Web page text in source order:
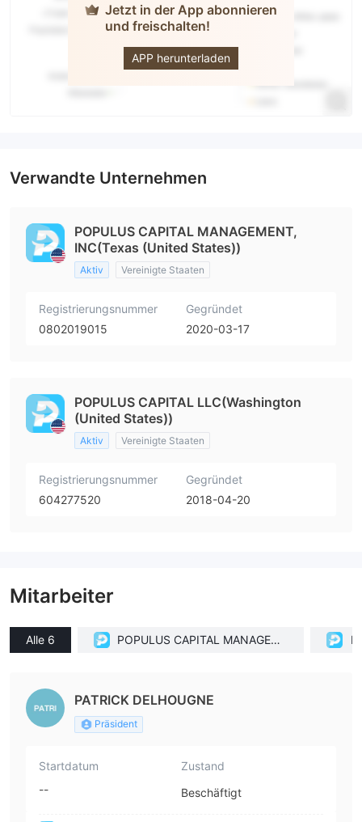
Jetzt in der App abonnieren
und freischalten!
APP herunterladen
POPULUS
Verwandte Unternehmen
POPULUS CAPITAL MANAGEMENT,
INC(Texas (United States))
Aktiv Vereinigte Staaten
Registrierungsnummer
0802019015
Gegründet
2020-03-17
POPULUS CAPITAL LLC(Washington
(United States))
Aktiv Vereinigte Staaten
Registrierungsnummer
604277520
Gegründet
2018-04-20
Mitarbeiter
Alle 6
POPULUS CAPITAL MANAGEME
PATRICK DELHOUGNE
Präsident
Startdatum
--
Zustand
Beschäftigt